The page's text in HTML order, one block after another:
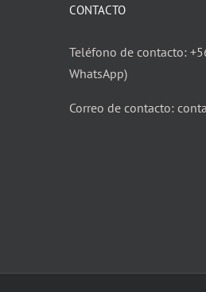
CONTACTO
Teléfono de contacto:
WhatsApp)
Correo de contacto: